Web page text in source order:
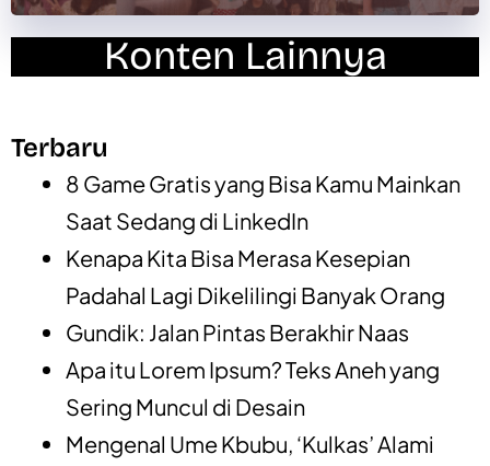
Konten Lainnya
Terbaru
8 Game Gratis yang Bisa Kamu Mainkan
Saat Sedang di LinkedIn
Kenapa Kita Bisa Merasa Kesepian
Padahal Lagi Dikelilingi Banyak Orang
Gundik: Jalan Pintas Berakhir Naas
Apa itu Lorem Ipsum? Teks Aneh yang
Sering Muncul di Desain
Mengenal Ume Kbubu, ‘Kulkas’ Alami